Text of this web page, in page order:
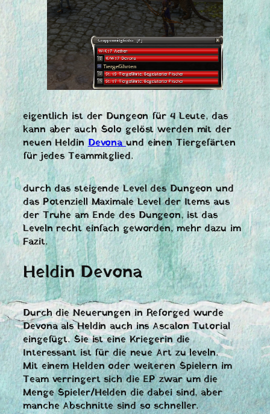
eigentlich ist der Dungeon für 4 Leute, das
kann aber auch Solo gelöst werden mit der
neuen HeldinDevonaund einen Tiergefärten
für jedes Teammitglied.
durch das steigende Level des Dungeon und
das Potenziell Maximale Level der Items aus
der Truhe am Ende des Dungeon, ist das
Leveln recht einfach geworden, mehr dazu im
Fazit.
Heldin Devona
Durch die Neuerungen in Reforged wurde
Devona als Heldin auch ins Ascalon Tutorial
eingefügt. Sie ist eine Kriegerin die
Interessant ist für die neue Art zu leveln.
Mit einem Helden oder weiteren Spielern im
Team verringert sich die EP zwar um die
Menge Spieler/Helden die dabei sind, aber
manche Abschnitte sind so schneller.